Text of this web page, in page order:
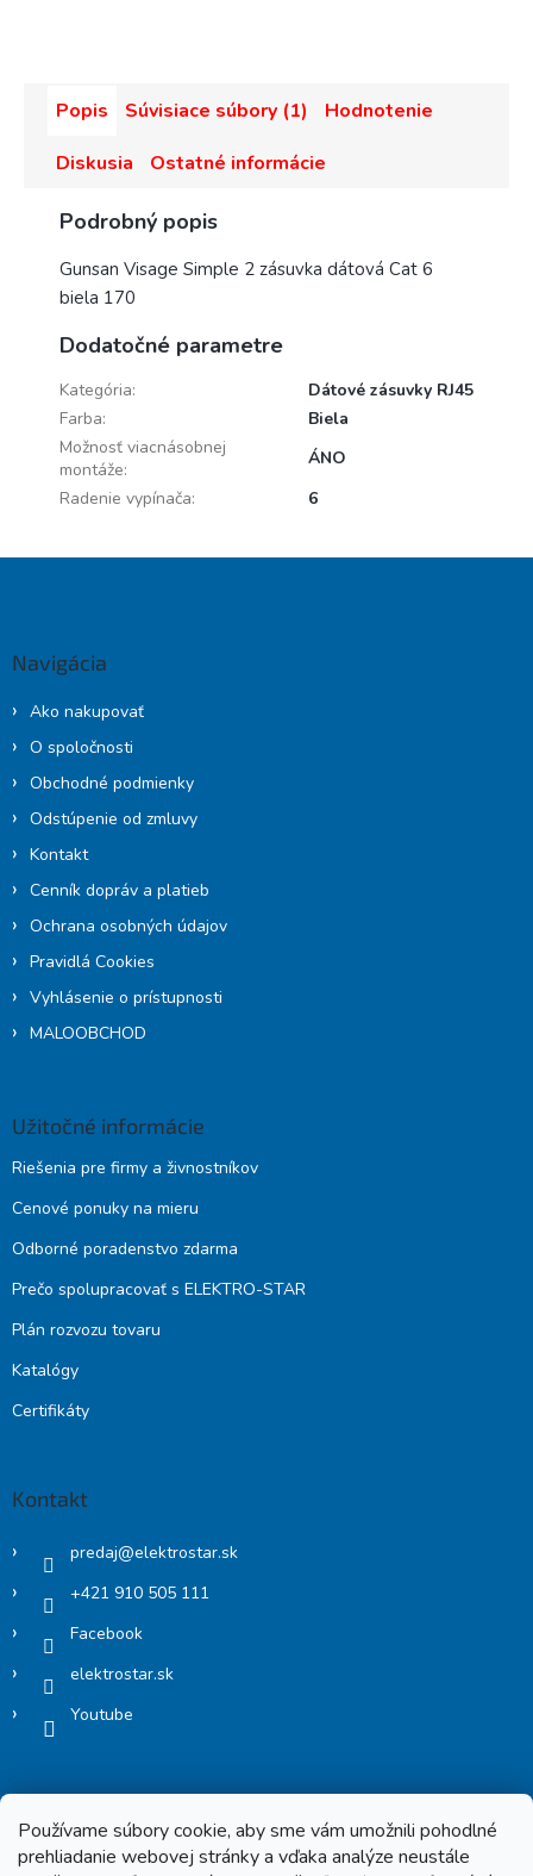
Používame súbory cookie, aby sme vám umožnili pohodlné
prehliadanie webovej stránky a vďaka analýze neustále
Popis Súvisiace súbory (1)
Hodnotenie
Diskusia
Ostatné informácie
Podrobný popis
Gunsan Visage Simple 2 zásuvka dátová Cat 6
biela 170
Dodatočné parametre
Kategória:
Dátové zásuvky RJ45
Farba:
Biela
Možnosť viacnásobnej
montáže:
ÁNO
Radenie vypínača: 6
Navigácia
Ako nakupovať
O spoločnosti
Obchodné podmienky
Odstúpenie od zmluvy
Kontakt
Cenník dopráv a platieb
Ochrana osobných údajov
Pravidlá Cookies
Vyhlásenie o prístupnosti
MALOOBCHOD
Užitočné informácie
Riešenia pre firmy a živnostníkov
Cenové ponuky na mieru
Odborné poradenstvo zdarma
Prečo spolupracovať s ELEKTRO-STAR
Plán rozvozu tovaru
Katalógy
Certifikáty
Kontakt
predaj@elektrostar.sk
+421 910 505 111
Facebook
elektrostar.sk
Youtube